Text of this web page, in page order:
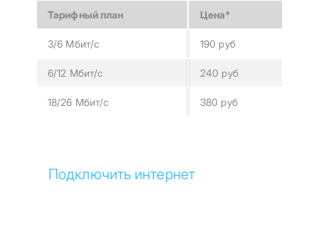
Тарифный план Цена*
3/6 Мбит/c 190 руб
6/12 Мбит/с 240 руб
18/26 Мбит/с 380 руб
Подключить интернет